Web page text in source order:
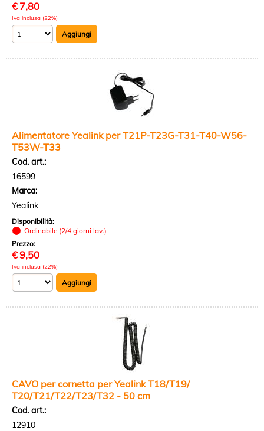
€ 7,80
Iva inclusa (22%)
Alimentatore Yealink per T21P-T23G-T31-T40-W56-
T53W-T33
Cod. art.:
16599
Marca:
Yealink
Disponibilità:
Ordinabile (2/4 giorni lav.)
Prezzo:
€9,50
Iva inclusa (22%)
CAVO per cornetta per Yealink T18/T19/
T20/T21/T22/T23/T32 - 50 cm
Cod. art.:
12910